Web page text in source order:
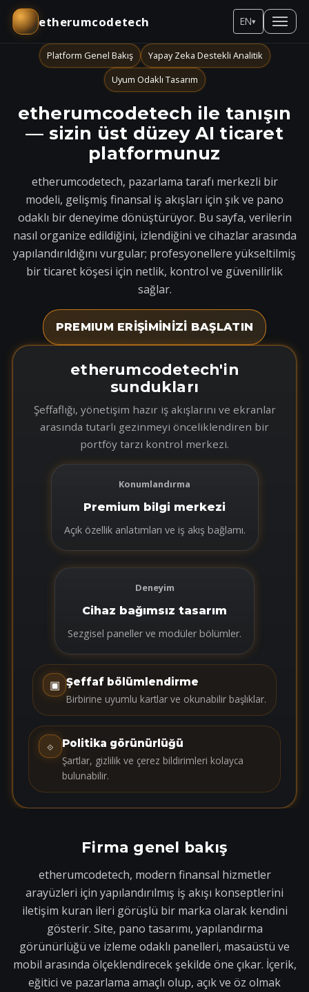
etherumcodetech EN▾
Platform Genel Bakış
Yapay Zeka Destekli Analitik
Uyum Odaklı Tasarım
etherumcodetech ile tanışın
— sizin üst düzey AI ticaret
platformunuz
etherumcodetech, pazarlama tarafı merkezli bir
modeli, gelişmiş finansal iş akışları için şık ve pano
odaklı bir deneyime dönüştürüyor. Bu sayfa, verilerin
nasıl organize edildiğini, izlendiğini ve cihazlar arasında
yapılandırıldığını vurgular; profesyonellere yükseltilmiş
bir ticaret köşesi için netlik, kontrol ve güvenilirlik
sağlar.
PREMIUM ERİŞİMİNİZİ BAŞLATIN
etherumcodetech'in
sundukları
Şeffaflığı, yönetişim hazır iş akışlarını ve ekranlar
arasında tutarlı gezinmeyi önceliklendiren bir
portföy tarzı kontrol merkezi.
Konumlandırma
Premium bilgi merkezi
Açık özellik anlatımları ve iş akış bağlamı.
Deneyim
Cihaz bağımsız tasarım
Sezgisel paneller ve modüler bölümler.
▣ Şeffaf bölümlendirme
Birbirine uyumlu kartlar ve okunabilir başlıklar.
⟐
Politika görünürlüğü
Şartlar, gizlilik ve çerez bildirimleri kolayca
bulunabilir.
Firma genel bakış
etherumcodetech, modern finansal hizmetler
arayüzleri için yapılandırılmış iş akışı konseptlerini
iletişim kuran ileri görüşlü bir marka olarak kendini
gösterir. Site, pano tasarımı, yapılandırma
görünürlüğü ve izleme odaklı panelleri, masaüstü ve
mobil arasında ölçeklendirecek şekilde öne çıkar. İçerik,
eğitici ve pazarlama amaçlı olup, açık ve öz olmak